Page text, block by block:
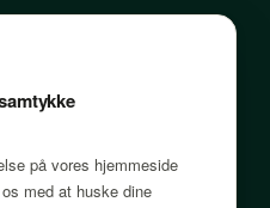
på vores hjemmeside
med at huske dine
spørgsmål